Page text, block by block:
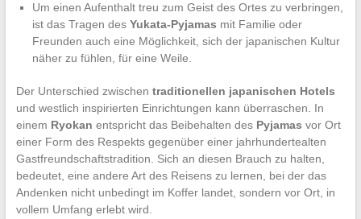
Um einen Aufenthalt treu zum Geist des Ortes zu verbringen,
ist das Tragen des Yukata-Pyjamas mit Familie oder
Freunden auch eine Möglichkeit, sich der japanischen Kultur
näher zu fühlen, für eine Weile.
Der Unterschied zwischen traditionellen japanischen Hotels
und westlich inspirierten Einrichtungen kann überraschen. In
einem Ryokan entspricht das Beibehalten des Pyjamas vor Ort
einer Form des Respekts gegenüber einer jahrhundertealten
Gastfreundschaftstradition. Sich an diesen Brauch zu halten,
bedeutet, eine andere Art des Reisens zu lernen, bei der das
Andenken nicht unbedingt im Koffer landet, sondern vor Ort, in
vollem Umfang erlebt wird.